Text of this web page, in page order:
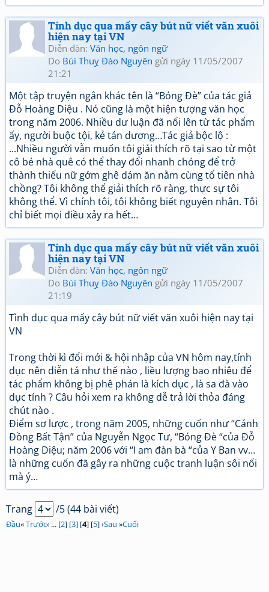
Tính dục qua mấy cây bút nữ viết văn xuôi
hiện nay tại VN
Diễn đàn: Văn học, ngôn ngữ
Do Bùi Thuỵ Đào Nguyên gửi ngày 11/05/2007
21:21
Một tập truyện ngắn khác tên là “Bóng Đè” của tác giả
Ðỗ Hoàng Diệu . Nó cũng là một hiện tượng văn học
trong năm 2006. Nhiều dư luận đã nổi lên từ tác phẩm
ấy, người buộc tội, kẻ tán dương…Tác giả bộc lộ :
...Nhiều người vẫn muốn tôi giải thích rõ tại sao từ một
cô bé nhà quê có thể thay đổi nhanh chóng để trở
thành thiếu nữ gớm ghê dám ăn nằm cùng tổ tiên nhà
chồng? Tôi không thể giải thích rõ ràng, thực sự tôi
không thể. Vì chính tôi, tôi không biết nguyên nhân. Tôi
chỉ biết mọi điều xảy ra hết…
Tính dục qua mấy cây bút nữ viết văn xuôi
hiện nay tại VN
Diễn đàn: Văn học, ngôn ngữ
Do Bùi Thuỵ Đào Nguyên gửi ngày 11/05/2007
21:19
Tình dục qua mấy cây bút nữ viết văn xuôi hiện nay tại
VN
Trong thời kì đổi mới & hội nhập của VN hôm nay,tính
dục nên diễn tả như thế nào , liều lượng bao nhiêu để
tác phẩm không bị phê phán là kích dục , là sa đà vào
dục tính ? Câu hỏi xem ra không dễ trả lời thỏa đáng
chút nào .
Điểm sơ lược , trong năm 2005, những cuốn như “Cánh
Ðồng Bất Tận” của Nguyễn Ngọc Tư, “Bóng Ðè “của Ðỗ
Hoàng Diệu; năm 2006 với “I am đàn bà “của Y Ban vv…
là những cuốn đã gây ra những cuộc tranh luận sôi nổi
mà ý…
Trang /5 (44 bài viết)
Đầu«Trước‹ ... [2] [3] [4] [5] ›Sau »Cuối